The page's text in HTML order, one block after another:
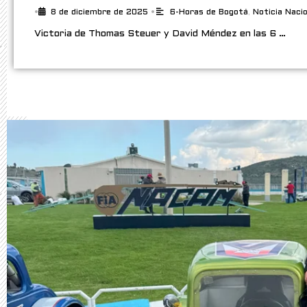
• 8 de diciembre de 2025 • 6-Horas de Bogotá, Noticia
Victoria de Thomas Steuer y David Méndez en las 6 …